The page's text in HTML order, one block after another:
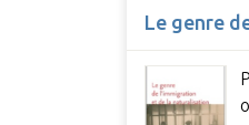
Le genre